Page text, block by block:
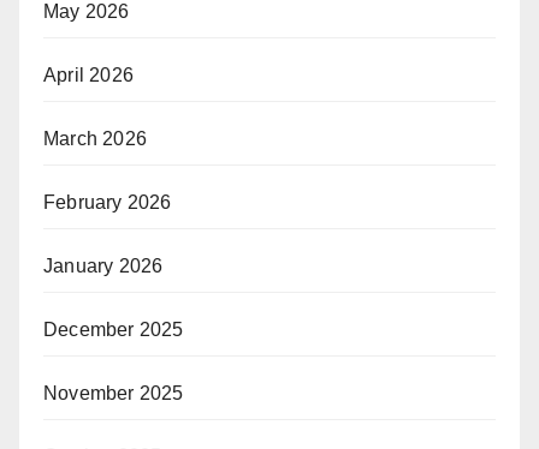
May 2026
April 2026
March 2026
February 2026
January 2026
December 2025
November 2025